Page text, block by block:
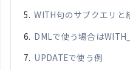
WITH句のサブクエリと
DMLで使う場合は
UPDATEで使う例